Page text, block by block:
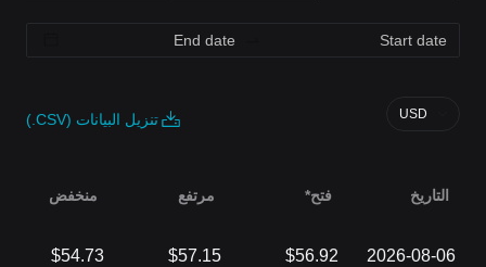
تنزيل البيانات (CSV.) USD
التاريخ فتح* مرتفع منخفض
2026-08-06
$56.92
$57.15
$54.73